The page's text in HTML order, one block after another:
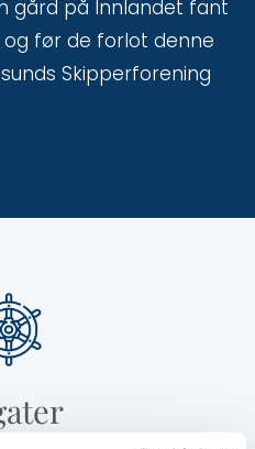
gård på Innlandet fant
før de forlot denne
Skipperforening